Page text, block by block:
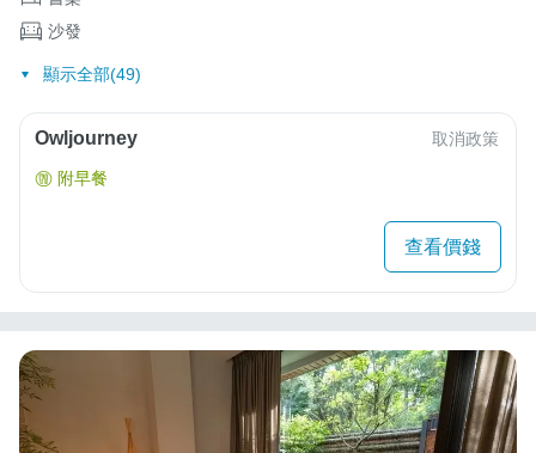
沙發
顯示全部(49)
Owljourney 取消政策
附早餐
查看價錢